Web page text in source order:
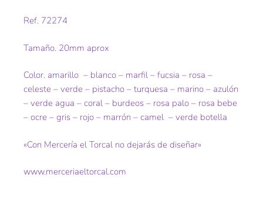
Ref. 72274
Tamaño. 20mm aprox
Color. amarillo – blanco – marfil – fucsia – rosa –
celeste – verde – pistacho – turquesa – marino – azulón
– verde agua – coral – burdeos – rosa palo – rosa bebe
– ocre – gris – rojo – marrón – camel – verde botella
«Con Mercería el Torcal no dejarás de diseñar»
www.merceriaeltorcal.com